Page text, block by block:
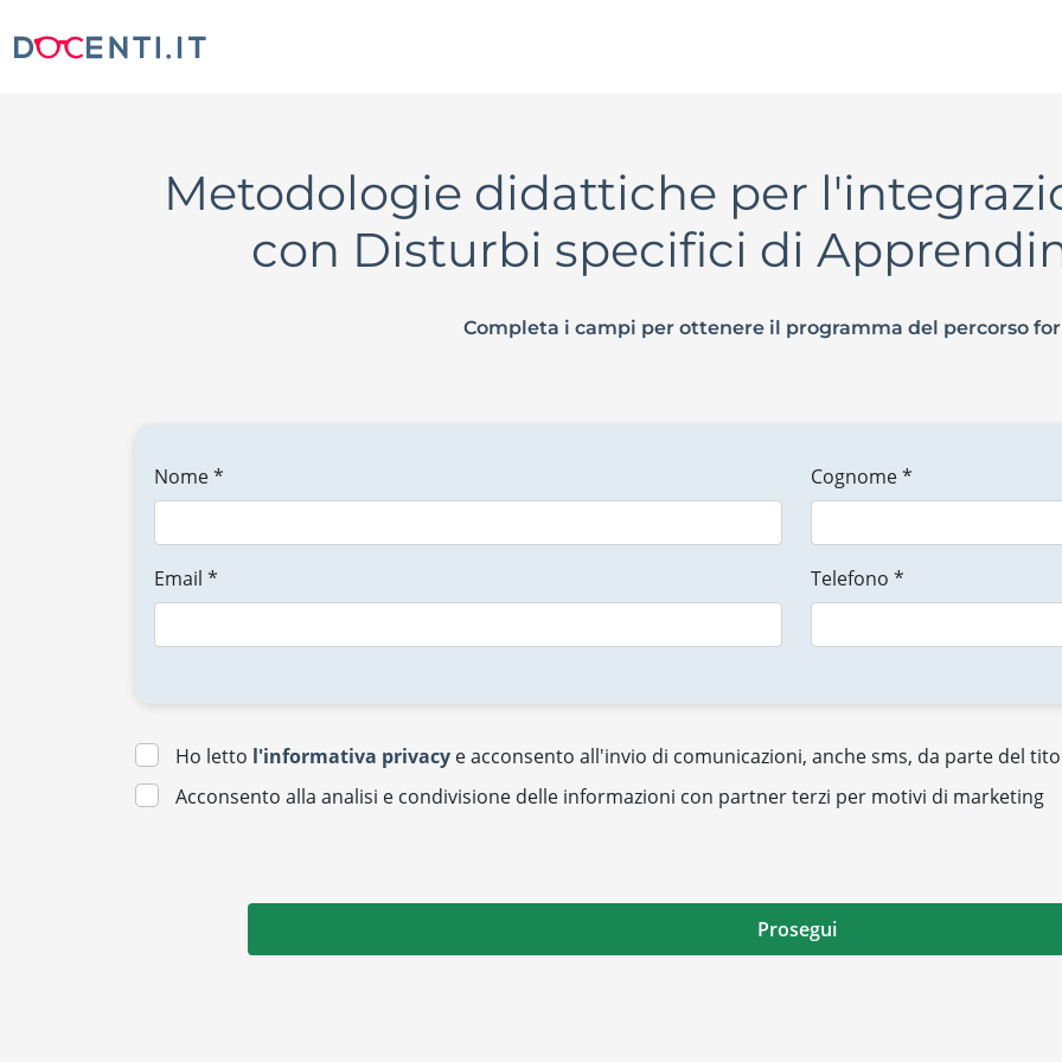
Metodologie didattiche per
con Disturbi specifici di
Completa i campi per ottenere il programma del percorso
Nome * Cognome *
Email * Telefono *
Ho letto l'informativa privacy e acconsento all'invio di comunicazioni, anche sms, da parte del
Acconsento alla analisi e condivisione delle informazioni con partner terzi per motivi di marketing